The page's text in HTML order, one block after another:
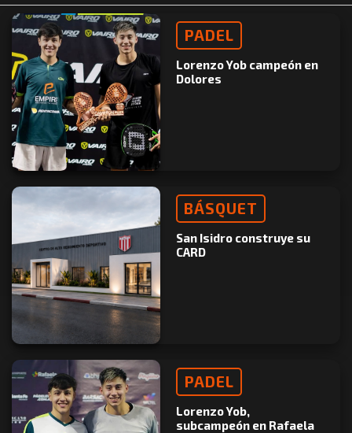
PADEL
Lorenzo Yob campeón en
Dolores
BÁSQUET
San Isidro construye su
CARD
PADEL
Lorenzo Yob,
subcampeón en Rafaela